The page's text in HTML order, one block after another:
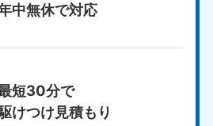
中無休で対応
短30分で
けつけ見積もり